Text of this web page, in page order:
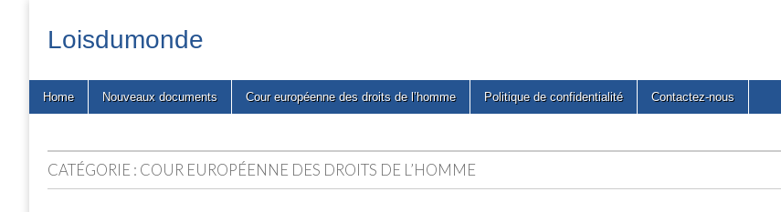
Loisdumonde
Main
Skip
Home Nouveaux documents Cour européenne des droits de l’homme Politique de confidentialité Contactez-nous
CATÉGORIE : COUR EUROPÉENNE DES DROITS DE L’HOMME